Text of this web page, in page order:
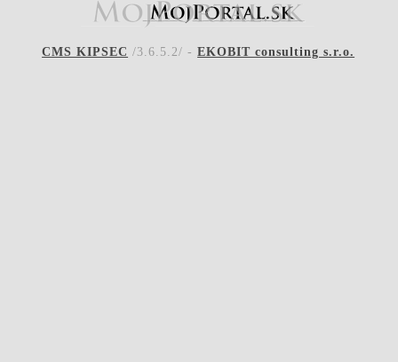
CMS KIPSEC /3.6.5.2/ -EKOBIT consulting s.r.o.